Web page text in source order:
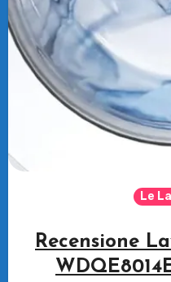
Le
Recensione